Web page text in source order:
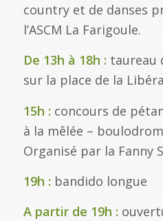
country et de danses
l’ASCM La Farigoule.
De 13h à 18h : taureau
sur la place de la
15h : concours de
à la mêlée –
Organisé par la Fanny
19h : bandido longue
A partir de 19h :